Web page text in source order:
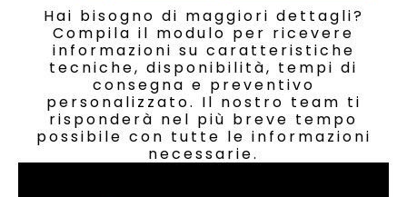
Hai bisogno di maggiori dettagli?
Compila il modulo per ricevere
informazioni su caratteristiche
tecniche, disponibilità, tempi di
consegna e preventivo
personalizzato. Il nostro team ti
risponderà nel più breve tempo
possibile con tutte le informazioni
necessarie.